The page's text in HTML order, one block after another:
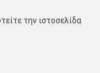
την ιστοσελίδα